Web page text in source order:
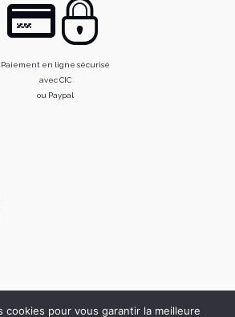
Paiement en ligne sécurisé
avec CIC
ou Paypal
cookies pour vous garantir la meilleure